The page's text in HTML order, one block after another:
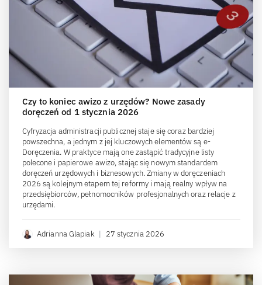
Czy to koniec awizo z urzędów? Nowe zasady
doręczeń od 1 stycznia 2026
Cyfryzacja administracji publicznej staje się coraz bardziej
powszechna, a jednym z jej kluczowych elementów są e-
Doręczenia. W praktyce mają one zastąpić tradycyjne listy
polecone i papierowe awizo, stając się nowym standardem
doręczeń urzędowych i biznesowych. Zmiany w doręczeniach
2026 są kolejnym etapem tej reformy i mają realny wpływ na
przedsiębiorców, pełnomocników profesjonalnych oraz relacje z
urzędami.
Adrianna Glapiak | 27 stycznia 2026